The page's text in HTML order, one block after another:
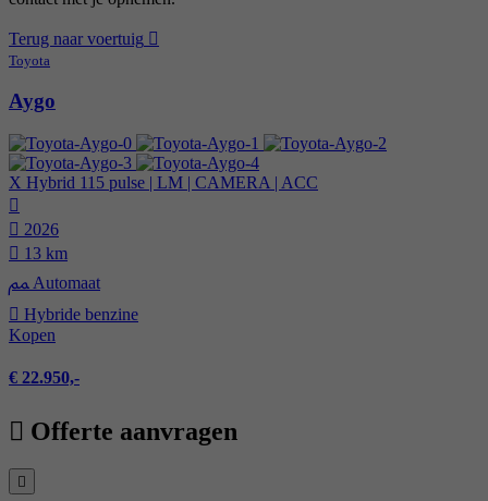
Terug naar voertuig
Toyota
Aygo
X Hybrid 115 pulse | LM | CAMERA | ACC
2026
13 km
Automaat
Hybride benzine
Kopen
€ 22.950,-
Offerte aanvragen